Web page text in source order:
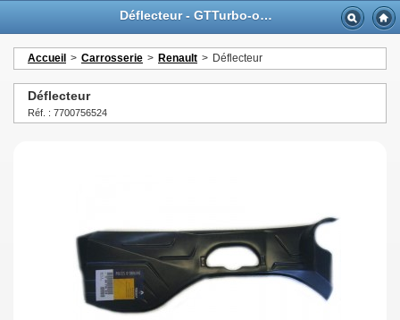
Déflecteur - GTTurbo-online
Accueil > Carrosserie > Renault > Déflecteur
Déflecteur
Réf. : 7700756524